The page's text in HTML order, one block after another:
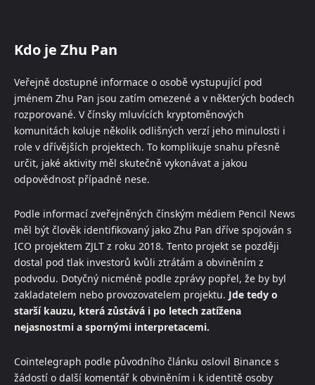
Kdo je Zhu Pan
Veřejně dostupné informace o osobě vystupující pod
jménem Zhu Pan jsou zatím omezené a v některých bodech
rozporované. V čínsky mluvících kryptoměnových
komunitách koluje několik odlišných verzí jeho minulosti i
role v dřívějších projektech. To komplikuje snahu přesně
určit, jaké aktivity měl skutečně vykonávat a jakou
odpovědnost případně nese.
Podle informací zveřejněných čínským médiem Pencil News
měl být člověk identifikovaný jako Zhu Pan dříve spojován s
ICO projektem ZJLT z roku 2018. Tento projekt se později
dostal pod tlak investorů kvůli ztrátám a obviněním z
podvodu. Dotyčný nicméně podle zprávy popřel, že by byl
zakladatelem nebo provozovatelem projektu. Jde tedy o
starší kauzu, která zůstává i po letech zatížena
nejasnostmi a spornými interpretacemi.
Cointelegraph podle původního článku oslovil Binance s
žádostí o další komentář k obviněním i k identitě osoby